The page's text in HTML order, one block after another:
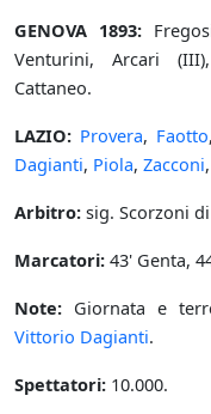
GENOVA 1893:
Venturini, Arcari
Cattaneo.
LAZIO: Provera, Faotto,
Dagianti, Piola, Zacconi,
Arbitro: sig. Scorzoni
Marcatori: 43' Genta,
Note: Giornata e
Vittorio Dagianti.
Spettatori: 10.000.